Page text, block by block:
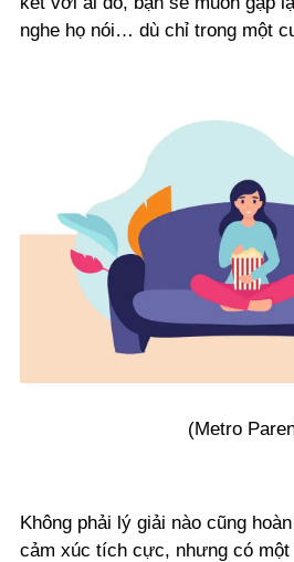
nghe họ nói… dù chỉ trong một
(Metro
Không phải lý giải nào cũng
cảm xúc tích cực, nhưng có một